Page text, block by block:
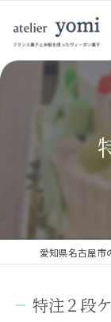
特注２段